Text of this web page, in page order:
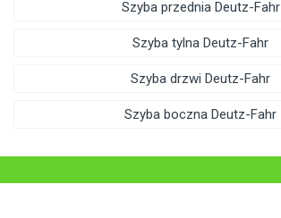
Szyba przednia Deutz-Fahr
Szyba tylna Deutz-Fahr
Szyba drzwi Deutz-Fahr
Szyba boczna Deutz-Fahr